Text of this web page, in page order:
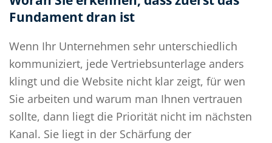
Fundament dran ist
Wenn Ihr Unternehmen sehr unterschiedlich
kommuniziert, jede Vertriebsunterlage anders
klingt und die Website nicht klar zeigt, für wen
Sie arbeiten und warum man Ihnen vertrauen
sollte, dann liegt die Priorität nicht im nächsten
Kanal. Sie liegt in der Schärfung der